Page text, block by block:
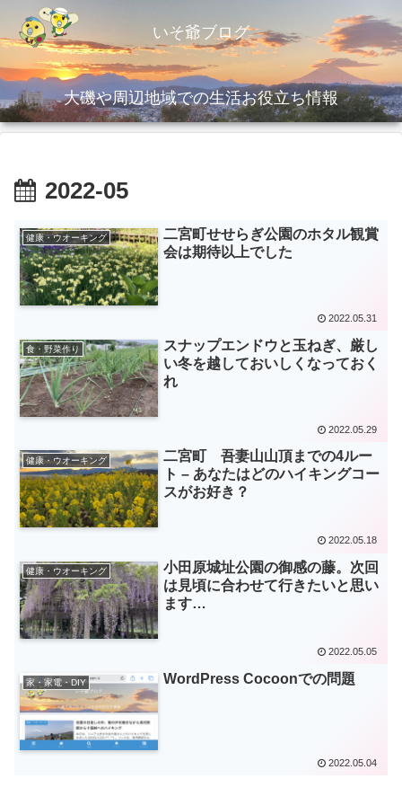
いそ爺ブログ
大磯や周辺地域での生活お役立ち情報
2022-05
健康・ウオーキング
二宮町せせらぎ公園のホタル観賞
会は期待以上でした
2022.05.31
食・野菜作り
スナップエンドウと玉ねぎ、厳し
い冬を越しておいしくなっておく
れ
2022.05.29
健康・ウオーキング
二宮町 吾妻山山頂までの4ルー
ト – あなたはどのハイキングコー
スがお好き？
2022.05.18
健康・ウオーキング
小田原城址公園の御感の藤。次回
は見頃に合わせて行きたいと思い
ます…
2022.05.05
家・家電・DIY WordPress Cocoonでの問題
2022.05.04